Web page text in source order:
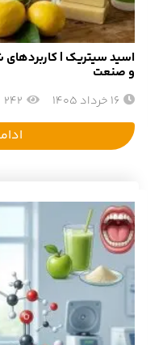
اسید سیتریک | کاربردهای
و صنعت
16 خرداد 1405 242